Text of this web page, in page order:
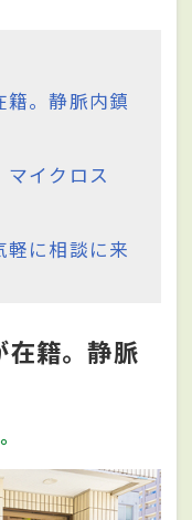
籍。静脈内鎮
イクロス
に相談に来
在籍。静脈